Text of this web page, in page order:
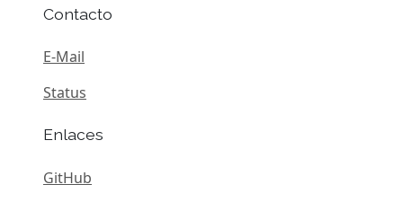
Contacto
E-Mail
Status
Enlaces
GitHub